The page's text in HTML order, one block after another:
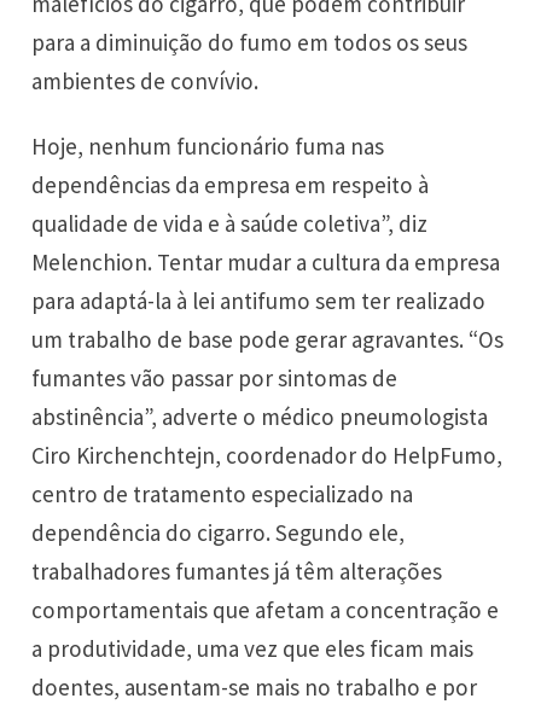
para a diminuição do fumo em todos os seus
ambientes de convívio.
Hoje, nenhum funcionário fuma nas
dependências da empresa em respeito à
qualidade de vida e à saúde coletiva”, diz
Melenchion. Tentar mudar a cultura da empresa
para adaptá-la à lei antifumo sem ter realizado
um trabalho de base pode gerar agravantes. “Os
fumantes vão passar por sintomas de
abstinência”, adverte o médico pneumologista
Ciro Kirchenchtejn, coordenador do HelpFumo,
centro de tratamento especializado na
dependência do cigarro. Segundo ele,
trabalhadores fumantes já têm alterações
comportamentais que afetam a concentração e
a produtividade, uma vez que eles ficam mais
doentes, ausentam-se mais no trabalho e por